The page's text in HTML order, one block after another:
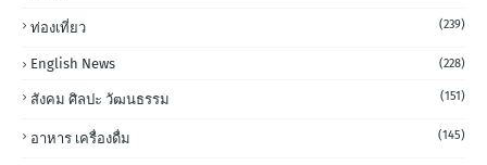
ท่องเที่ยว (239)
English News (228)
สังคม ศิลปะ วัฒนธรรม (151)
อาหาร เครื่องดื่ม (145)